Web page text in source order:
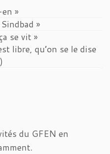
»
»
se vit »
libre, qu’on se le dise
du GFEN en